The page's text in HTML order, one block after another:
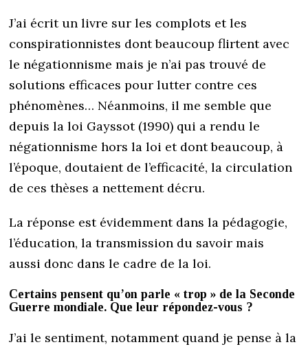
J’ai écrit un livre sur les complots et les
conspirationnistes dont beaucoup flirtent avec
le négationnisme mais je n’ai pas trouvé de
solutions efficaces pour lutter contre ces
phénomènes… Néanmoins, il me semble que
depuis la loi Gayssot (1990) qui a rendu le
négationnisme hors la loi et dont beaucoup, à
l’époque, doutaient de l’efficacité, la circulation
de ces thèses a nettement décru.
La réponse est évidemment dans la pédagogie,
l’éducation, la transmission du savoir mais
aussi donc dans le cadre de la loi.
Certains pensent qu’on parle « trop » de la Seconde
Guerre mondiale. Que leur répondez-vous ?
J’ai le sentiment, notamment quand je pense à la